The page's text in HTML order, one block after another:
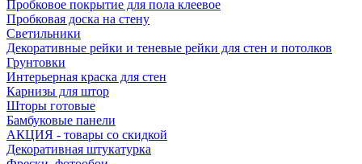
Пробковое покрытие для пола клеевое
Пробковая доска на стену
Светильники
Декоративные рейки и теневые рейки для стен и потолков
Грунтовки
Интерьерная краска для стен
Карнизы для штор
Шторы готовые
Бамбуковые панели
АКЦИЯ - товары со скидкой
Декоративная штукатурка